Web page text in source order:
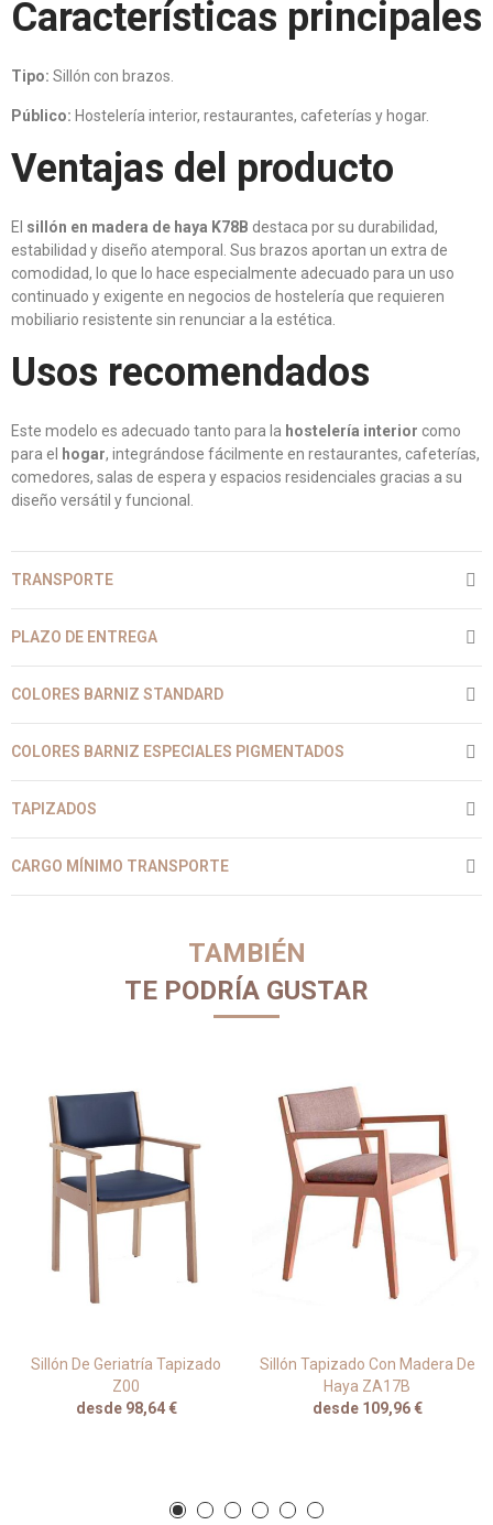
Características principales
Tipo: Sillón con brazos.
Público: Hostelería interior, restaurantes, cafeterías y hogar.
Ventajas del producto
El sillón en madera de haya K78B destaca por su durabilidad,
estabilidad y diseño atemporal. Sus brazos aportan un extra de
comodidad, lo que lo hace especialmente adecuado para un uso
continuado y exigente en negocios de hostelería que requieren
mobiliario resistente sin renunciar a la estética.
Usos recomendados
Este modelo es adecuado tanto para la hostelería interior como
para el
hogar, integrándose fácilmente en restaurantes, cafeterías,
comedores, salas de espera y espacios residenciales gracias a su
diseño versátil y funcional.
TRANSPORTE
PLAZO DE ENTREGA
COLORES BARNIZ STANDARD
COLORES BARNIZ ESPECIALES PIGMENTADOS
TAPIZADOS
CARGO MÍNIMO TRANSPORTE
TAMBIÉN
TE PODRÍA GUSTAR
Sillón De Geriatría Tapizado
Z00
desde 98,64 €
Sillón Tapizado Con Madera De
Haya ZA17B
desde 109,96 €